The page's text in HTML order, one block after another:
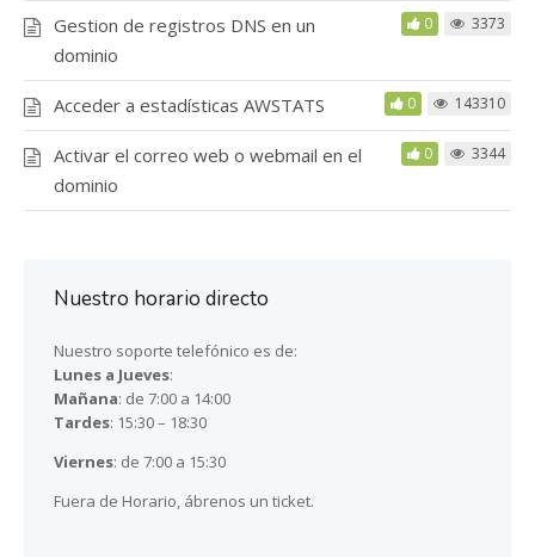
Gestion de registros DNS en un
dominio
0 3373
Acceder a estadísticas AWSTATS 0 143310
Activar el correo web o webmail en el
dominio
0 3344
Nuestro horario directo
Nuestro soporte telefónico es de:
Lunes a Jueves:
Mañana: de 7:00 a 14:00
Tardes: 15:30 – 18:30
Viernes: de 7:00 a 15:30
Fuera de Horario, ábrenos un ticket.